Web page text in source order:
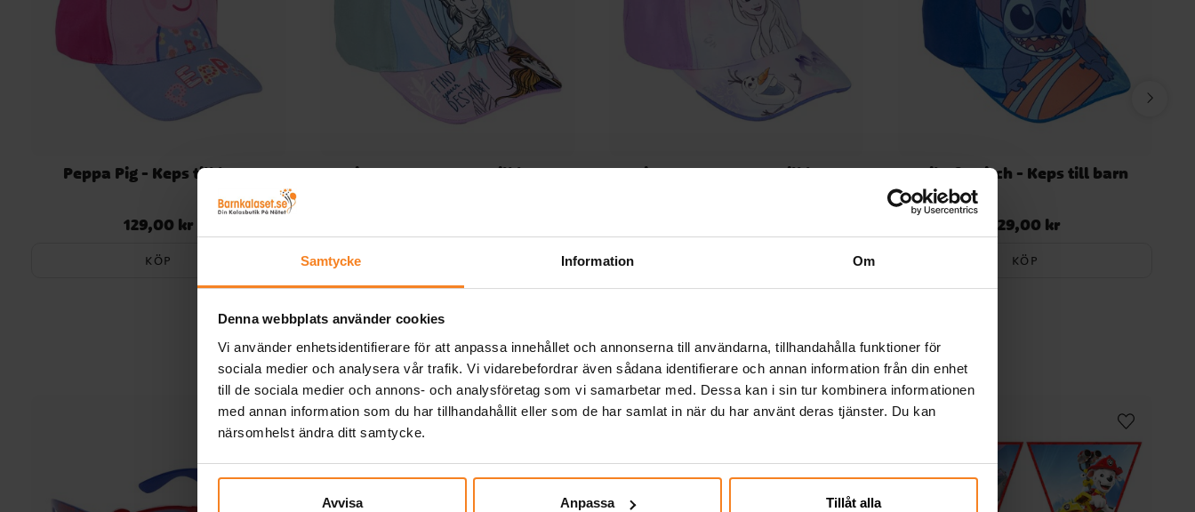
Samtycke Information Om
Denna webbplats använder cookies
Vi använder enhetsidentifierare för att anpassa innehållet och annonserna till användarna, tillhandahålla funktioner för
sociala medier och analysera vår trafik. Vi vidarebefordrar även sådana identifierare och annan information från din enhet
till de sociala medier och annons- och analysföretag som vi samarbetar med. Dessa kan i sin tur kombinera informationen
med annan information som du har tillhandahållit eller som de har samlat in när du har använt deras tjänster. Du kan
närsomhelst ändra ditt samtycke.
Avvisa Anpassa Tillåt alla
Peppa Pig - Keps till barn
Pris:129,00 kr
129,00 kr
KÖP
Disney Frost - Keps till barn
129,00 kr
Disney Frost - Keps till barn Lilo & Stitch - Keps till barn
Pris:129,00 kr
129,00 kr
KÖP
Andra köpte även